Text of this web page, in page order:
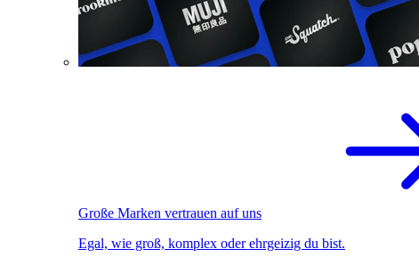
Große Marken vertrauen auf uns
Egal, wie groß, komplex oder ehrgeizig du bist.